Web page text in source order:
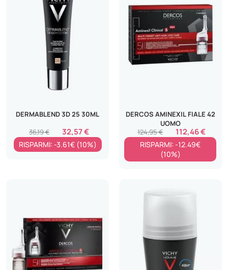
DERMABLEND 3D 25 30ML
32,57 €
36,19 €
RISPARMI: -3.61€ (10%)
DERCOS AMINEXIL FIALE 42
UOMO
112,46 €
124,95 €
RISPARMI: -12.49€
(10%)